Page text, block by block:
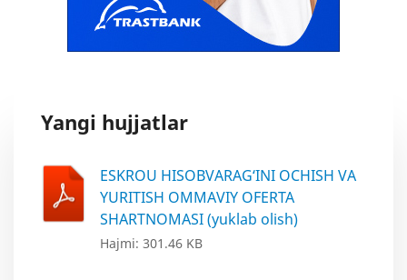
Yangi hujjatlar
ESKROU HISOBVARAG‘INI OCHISH VA
YURITISH OMMAVIY OFERTA
SHARTNOMASI (yuklab olish)
Hajmi: 301.46 KB